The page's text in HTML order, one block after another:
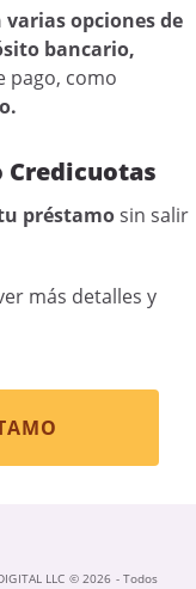
opciones de
bancario,
pago, como
préstamosin salir
más detalles y
LLC © 2026 - Todos